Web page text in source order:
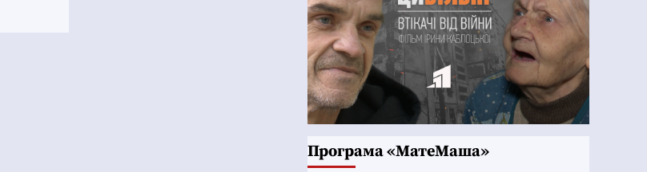
Програма «МатеМаша»